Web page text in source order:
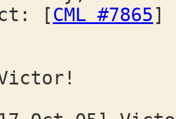
[CML #7865]